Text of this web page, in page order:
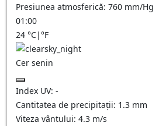
Presiunea atmosferică: 760 mm/Hg
01:00
24 °C|°F
Cer senin
Index UV: -
Cantitatea de precipitații: 1.3 mm
Viteza vântului: 4.3 m/s